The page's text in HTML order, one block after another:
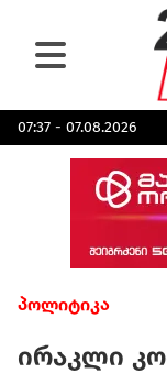
07:37 - 07.08.2026
პოლიტიკა
ირაკლი